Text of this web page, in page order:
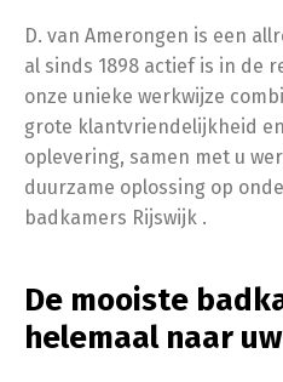
D. van Amerongen is een
al sinds 1898 actief is in de
onze unieke werkwijze
grote klantvriendelijkheid
oplevering, samen met u
duurzame oplossing op
badkamers Rijswijk .
De mooiste
helemaal naar